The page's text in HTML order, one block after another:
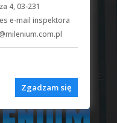
4, 03-231
e-mail inspektora
Zgadzam się